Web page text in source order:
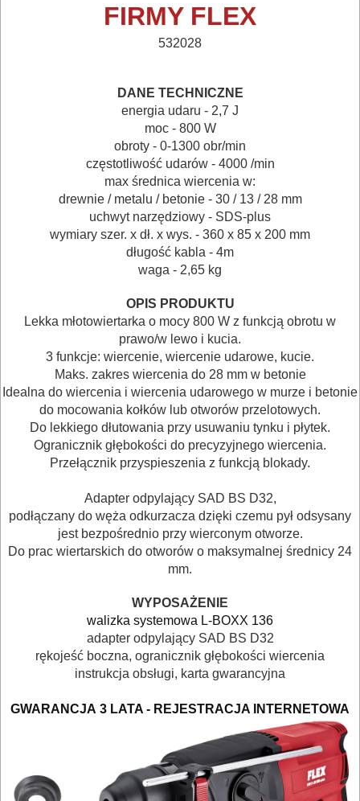
lamelownice
mieszadła
młotowiertarki
młoty
udarowe
nożyce
odkurzacze
opalarki
pilarki
stołowe
pilarki
piły
do
komórkowego
szablowe
piły
elektryczne
FIRMY FLEX
532028
DANE TECHNICZNE
energia udaru - 2,7 J
moc - 800 W
obroty - 0-1300 obr/min
częstotliwość udarów - 4000 /min
max średnica wiercenia w:
drewnie / metalu / betonie - 30 / 13 / 28 mm
uchwyt narzędziowy - SDS-plus
wymiary szer. x dł. x wys. - 360 x 85 x 200 mm
długość kabla - 4m
waga - 2,65 kg
OPIS PRODUKTU
Lekka młotowiertarka o mocy 800 W z funkcją obrotu w
prawo/w lewo i kucia.
3 funkcje: wiercenie, wiercenie udarowe, kucie.
Maks. zakres wiercenia do 28 mm w betonie
Idealna do wiercenia i wiercenia udarowego w murze i betonie
do mocowania kołków lub otworów przelotowych.
Do lekkiego dłutowania przy usuwaniu tynku i płytek.
Ogranicznik głębokości do precyzyjnego wiercenia.
Przełącznik przyspieszenia z funkcją blokady.
Adapter odpylający SAD BS D32,
podłączany do węża odkurzacza dzięki czemu pył odsysany
jest bezpośrednio przy wierconym otworze.
Do prac wiertarskich do otworów o maksymalnej średnicy 24
mm.
WYPOSAŻENIE
walizka systemowa L-BOXX 136
adapter odpylający SAD BS D32
rękojeść boczna, ogranicznik głębokości wiercenia
instrukcja obsługi, karta gwarancyjna
GWARANCJA 3 LATA - REJESTRACJA INTERNETOWA